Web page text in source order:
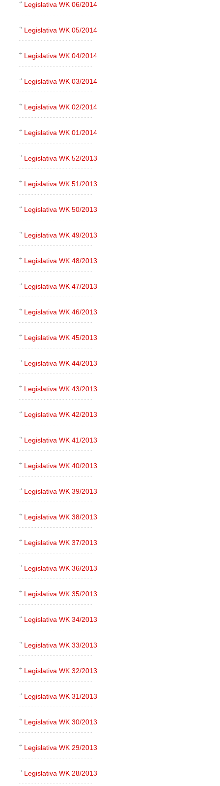
Legislativa WK 06/2014
Legislativa WK 05/2014
Legislativa WK 04/2014
Legislativa WK 03/2014
Legislativa WK 02/2014
Legislativa WK 01/2014
Legislativa WK 52/2013
Legislativa WK 51/2013
Legislativa WK 50/2013
Legislativa WK 49/2013
Legislativa WK 48/2013
Legislativa WK 47/2013
Legislativa WK 46/2013
Legislativa WK 45/2013
Legislativa WK 44/2013
Legislativa WK 43/2013
Legislativa WK 42/2013
Legislativa WK 41/2013
Legislativa WK 40/2013
Legislativa WK 39/2013
Legislativa WK 38/2013
Legislativa WK 37/2013
Legislativa WK 36/2013
Legislativa WK 35/2013
Legislativa WK 34/2013
Legislativa WK 33/2013
Legislativa WK 32/2013
Legislativa WK 31/2013
Legislativa WK 30/2013
Legislativa WK 29/2013
Legislativa WK 28/2013